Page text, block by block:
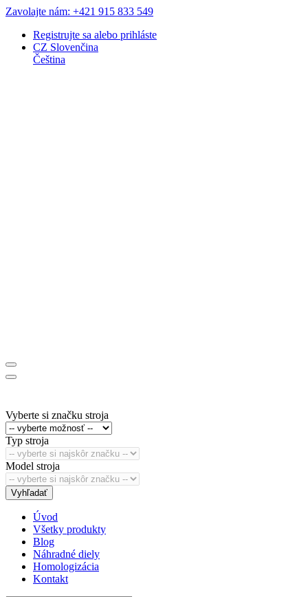
Zavolajte nám: +421 915 833 549
Registrujte sa alebo prihláste
CZ Slovenčina
Čeština
Vyberte si značku stroja
Typ stroja
Model stroja
Vyhľadať
Úvod
Všetky produkty
Blog
Náhradné diely
Homologizácia
Kontakt